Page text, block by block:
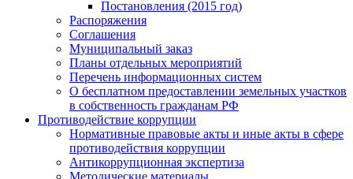
Постановления (2015 год)
Распоряжения
Соглашения
Муниципальный заказ
Планы отдельных мероприятий
Перечень информационных систем
О бесплатном предоставлении земельных участков
в собственность гражданам РФ
Противодействие коррупции
Нормативные правовые акты и иные акты в сфере
противодействия коррупции
Антикоррупционная экспертиза
Методические материалы